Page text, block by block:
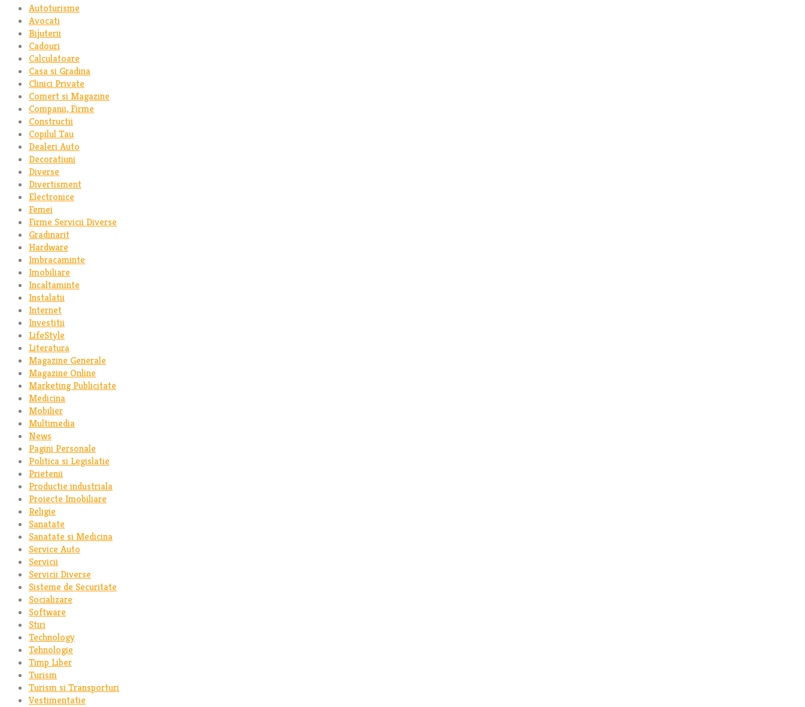
Autoturisme
Avocati
Bijuterii
Cadouri
Calculatoare
Casa si Gradina
Clinici Private
Comert si Magazine
Companii, Firme
Constructii
Copilul Tau
Dealeri Auto
Decoratiuni
Diverse
Divertisment
Electronice
Femei
Firme Servicii Diverse
Gradinarit
Hardware
Imbracaminte
Imobiliare
Incaltaminte
Instalatii
Internet
Investitii
LifeStyle
Literatura
Magazine Generale
Magazine Online
Marketing Publicitate
Medicina
Mobilier
Multimedia
News
Pagini Personale
Politica si Legislatie
Prietenii
Productie industriala
Proiecte Imobiliare
Religie
Sanatate
Sanatate si Medicina
Service Auto
Servicii
Servicii Diverse
Sisteme de Securitate
Socializare
Software
Stiri
Technology
Tehnologie
Timp Liber
Turism
Turism si Transporturi
Vestimentatie